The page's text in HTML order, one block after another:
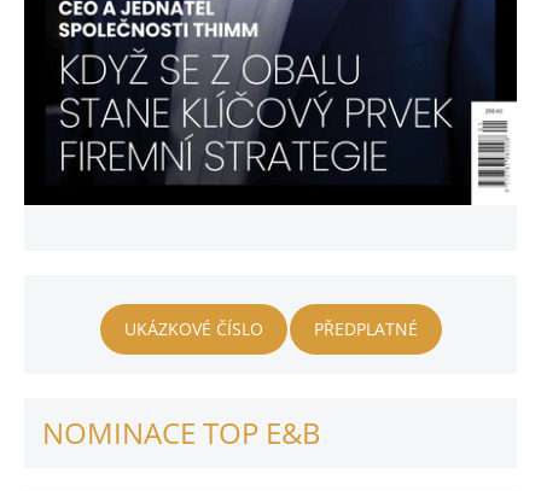
UKÁZKOVÉ ČÍSLO PŘEDPLATNÉ
NOMINACE TOP E&B